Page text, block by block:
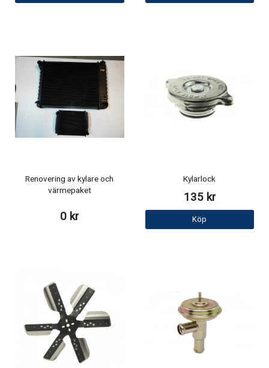
Renovering av kylare och
värmepaket
0 kr
Kylarlock
135 kr
Köp